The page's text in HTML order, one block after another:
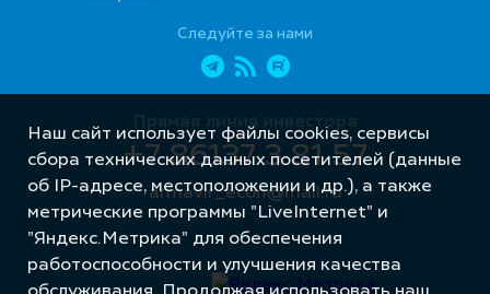
Следуйте за нами
Прямая линия инвестора
+7 86137 3 81 57
armavir_econ@mail.ru
Наш сайт использует файлы cookies, сервисы
сбора технических данных посетителей (данные
об IP-адресе, местоположении и др.), а также
метрические программы "LiveInternet" и
"Яндекс.Метрика" для обеспечения
работоспособности и улучшения качества